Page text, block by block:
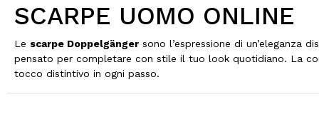
SCARPE UOMO ONLINE
Le scarpe Doppelgänger sono l’espressione di un’eleganza
pensato per completare con stile il tuo look quotidiano. La
tocco distintivo in ogni passo.